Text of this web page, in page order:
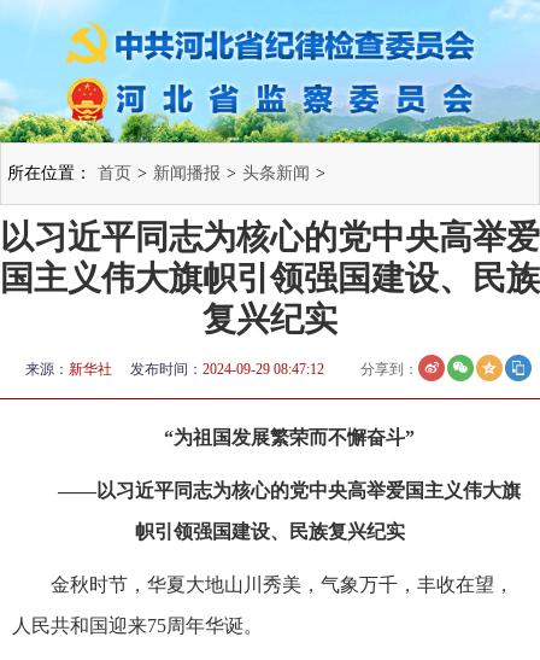
所在位置： 首页 > 新闻播报 > 头条新闻 >
以习近平同志为核心的党中央高举爱
国主义伟大旗帜引领强国建设、民族
复兴纪实
来源： 新华社 发布时间： 2024-09-29 08:47:12 分享到：
“为祖国发展繁荣而不懈奋斗”
——以习近平同志为核心的党中央高举爱国主义伟大旗
帜引领强国建设、民族复兴纪实
金秋时节，华夏大地山川秀美，气象万千，丰收在望，
人民共和国迎来75周年华诞。